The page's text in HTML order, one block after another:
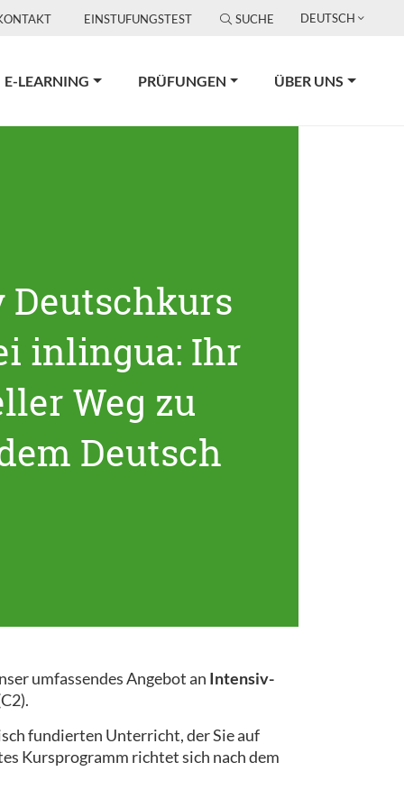
EINSTUFUNGSTEST SUCHE DEUTSCH
E-LEARNING PRÜFUNGEN ÜBER UNS
inlingua: Ihr
Weg zu
Deutsch
umfassendes Angebot an Intensiv-
fundierten Unterricht, der Sie auf
Kursprogramm richtet sich nach dem